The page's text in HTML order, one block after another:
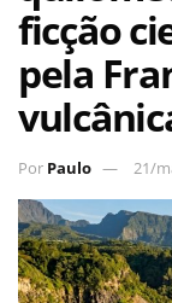
ficção
pela
Por Paulo 21/